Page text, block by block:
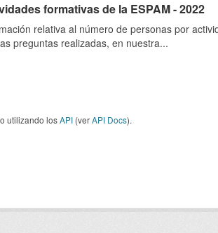
formativas de la ESPAM - 2022
relativa al número de personas por
preguntas realizadas, en nuestra...
utilizando losAPI (verAPI Docs).